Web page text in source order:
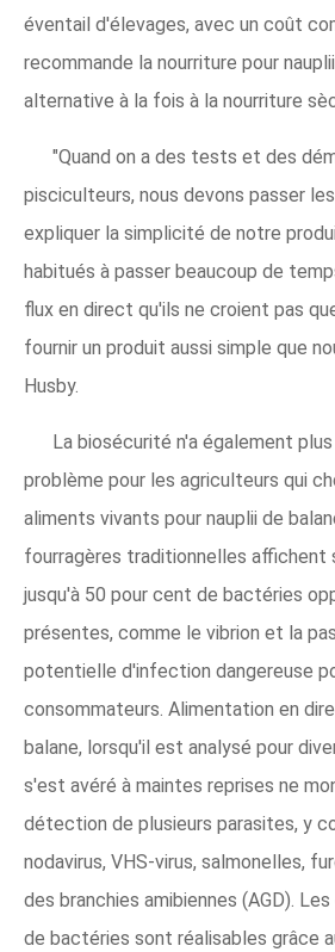
éventail d'élevages, avec un coût
recommande la nourriture pour
alternative à la fois à la nourriture
"Quand on a des tests et des
pisciculteurs, nous devons passer
expliquer la simplicité de notre
habitués à passer beaucoup de
flux en direct qu'ils ne croient pas
fournir un produit aussi simple que
Husby.
La biosécurité n'a également
problème pour les agriculteurs qui
aliments vivants pour nauplii de
fourragères traditionnelles affichent
jusqu'à 50 pour cent de bactéries
présentes, comme le vibrion et la
potentielle d'infection dangereuse
consommateurs. Alimentation en
balane, lorsqu'il est analysé pour
s'est avéré à maintes reprises ne
détection de plusieurs parasites, y
nodavirus, VHS-virus, salmonelles,
des branchies amibiennes (AGD).
de bactéries sont réalisables grâce